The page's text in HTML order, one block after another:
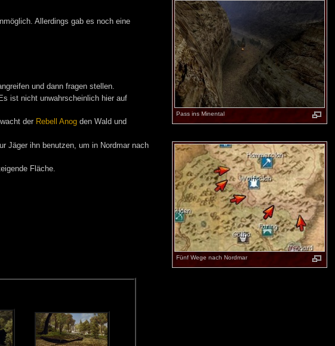
Pass ins Minental
Allerdings gab es noch eine
Fünf Wege nach Nordmar
und dann fragen stellen.
ist nicht unwahrscheinlich hier auf
der Rebell Anog den Wald und
Jäger ihn benutzen, um in Nordmar nach
Fläche.